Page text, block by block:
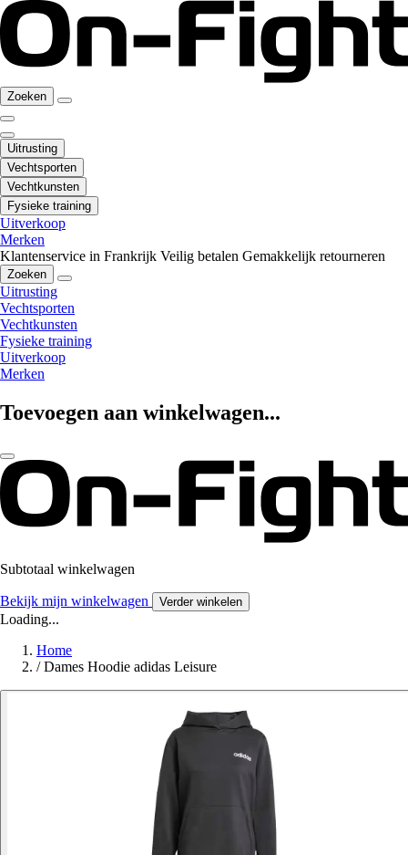
Zoeken
Uitrusting
Vechtsporten
Vechtkunsten
Fysieke training
Uitverkoop
Merken
Klantenservice in Frankrijk Veilig betalen Gemakkelijk retourneren
Zoeken
Uitrusting
Vechtsporten
Vechtkunsten
Fysieke training
Uitverkoop
Merken
Toevoegen aan winkelwagen...
Subtotaal winkelwagen
Bekijk mijn winkelwagen Verder winkelen
Loading...
Home
/ Dames Hoodie adidas Leisure